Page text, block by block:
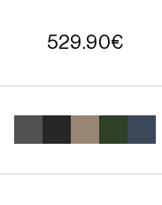
529.90€